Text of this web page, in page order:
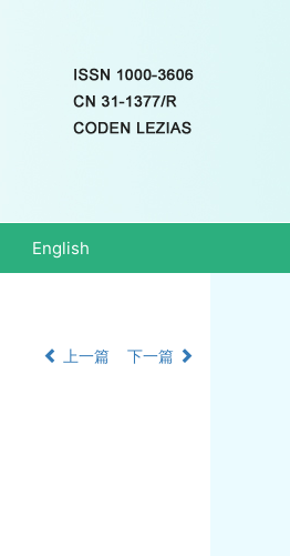
English
上一篇 下一篇